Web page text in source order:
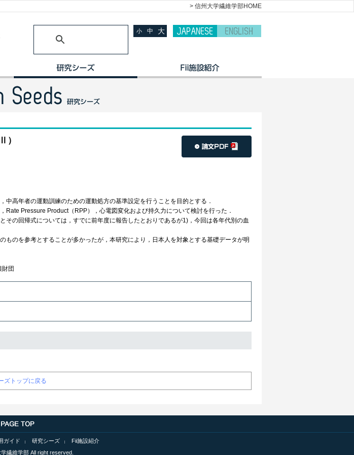
> 信州大学繊維学部HOME
小 中 大
）
高年者の運動訓練のための運動処方の基準設定を行うことを目的とする．
Pressure Product（RPP），心電図変化および持久力について検討を行った．
の回帰式については，すでに前年度に報告したとおりであるが1)，今回は各年代別の血
のを参考とすることが多かったが，本研究により，日本人を対象とする基礎データが明
財団
ズトップに戻る
ガイド 研究シーズ
Fii施設紹介
繊維学部 All right reserved.